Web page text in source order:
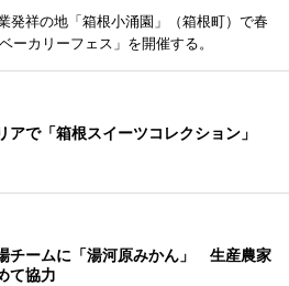
発祥の地「箱根小涌園」（箱根町）で春
ーカリーフェス」を開催する。
アで「箱根スイーツコレクション」
チームに「湯河原みかん」 生産農家
て協力